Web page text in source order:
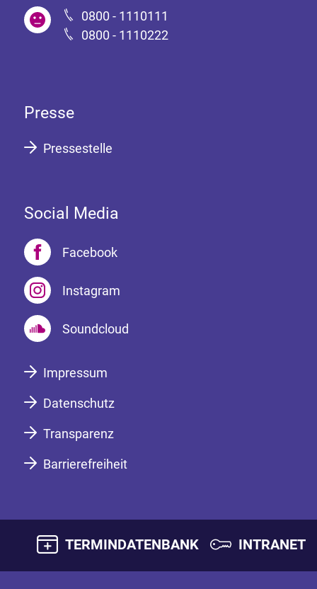
0800 - 1110111
0800 - 1110222
Presse
Pressestelle
Social Media
Facebook
Instagram
Soundcloud
Impressum
Datenschutz
Transparenz
Barrierefreiheit
TERMINDATENBANK INTRANET